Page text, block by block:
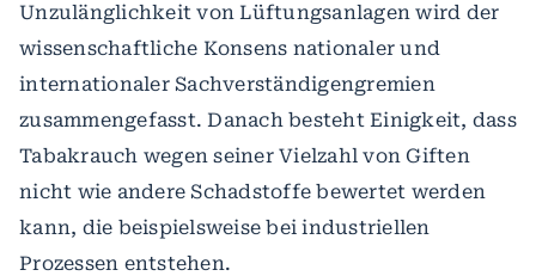
Unzulänglichkeit von Lüftungsanlagen wird der
wissenschaftliche Konsens nationaler und
internationaler Sachverständigengremien
zusammengefasst. Danach besteht Einigkeit, dass
Tabakrauch wegen seiner Vielzahl von Giften
nicht wie andere Schadstoffe bewertet werden
kann, die beispielsweise bei industriellen
Prozessen entstehen.